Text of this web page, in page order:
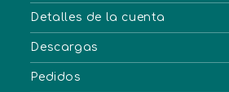
Detalles de la cuenta
Descargas
Pedidos